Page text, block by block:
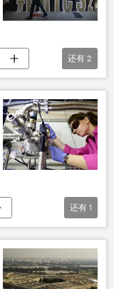
还有 2
还有 1